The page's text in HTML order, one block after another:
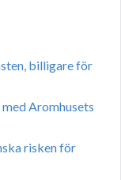
billigare för
Aromhusets
risken för